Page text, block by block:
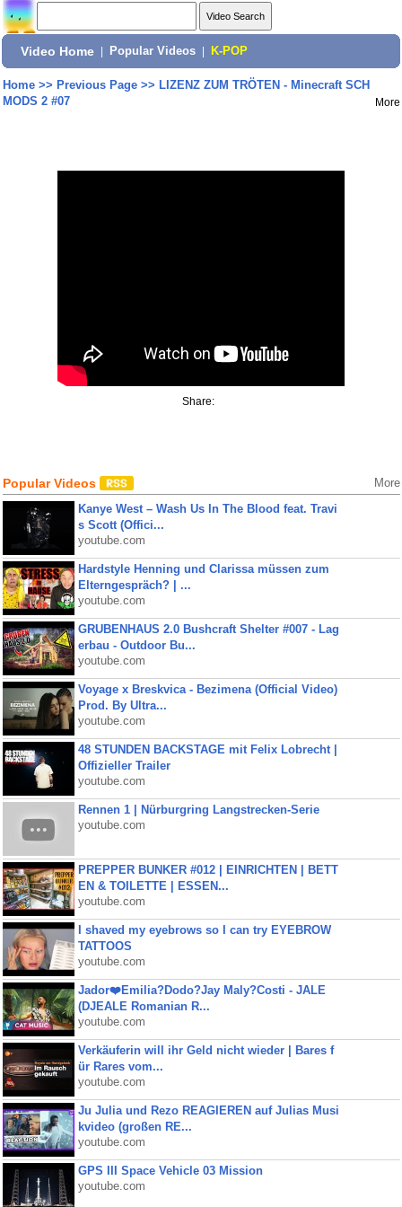
Video Home Popular Videos K-POP
Home>> Previous Page>> LIZENZ ZUM TRÖTEN - Minecraft SCH
MODS 2 #07
More
Share:
Popular Videos More
Kanye West – Wash Us In The Blood feat. Travi
s Scott (Offici...
youtube.com
Hardstyle Henning und Clarissa müssen zum
Elterngespräch? | ...
youtube.com
GRUBENHAUS 2.0 Bushcraft Shelter #007 - Lag
erbau - Outdoor Bu...
youtube.com
Voyage x Breskvica - Bezimena (Official Video)
Prod. By Ultra...
youtube.com
48 STUNDEN BACKSTAGE mit Felix Lobrecht |
Offizieller Trailer
youtube.com
Rennen 1 | Nürburgring Langstrecken-Serie
youtube.com
PREPPER BUNKER #012 | EINRICHTEN | BETT
EN & TOILETTE | ESSEN...
youtube.com
I shaved my eyebrows so I can try EYEBROW
TATTOOS
youtube.com
Jador❤️Emilia?Dodo?Jay Maly?Costi - JALE
(DJEALE Romanian R...
youtube.com
Verkäuferin will ihr Geld nicht wieder | Bares f
ür Rares vom...
youtube.com
Ju Julia und Rezo REAGIEREN auf Julias Musi
kvideo (großen RE...
youtube.com
GPS III Space Vehicle 03 Mission
youtube.com